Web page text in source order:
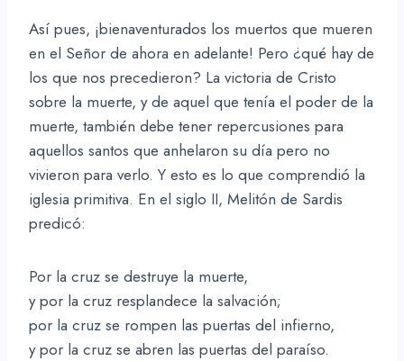
Así pues, ¡bienaventurados los muertos que mueren
en el Señor de ahora en adelante! Pero ¿qué hay de
los que nos precedieron? La victoria de Cristo
sobre la muerte, y de aquel que tenía el poder de la
muerte, también debe tener repercusiones para
aquellos santos que anhelaron su día pero no
vivieron para verlo. Y esto es lo que comprendió la
iglesia primitiva. En el siglo II, Melitón de Sardis
predicó:
Por la cruz se destruye la muerte,
y por la cruz resplandece la salvación;
por la cruz se rompen las puertas del infierno,
y por la cruz se abren las puertas del paraíso.